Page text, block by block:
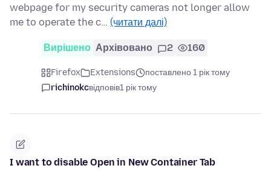
webpage for my security cameras not longer allow
me to operate the c… (читати далі)
Вирішено Архівовано 2 160
Firefox Extensions
поставлено 1 рік тому
richinokcвідповів1 рік тому
I want to disable Open in New Container Tab